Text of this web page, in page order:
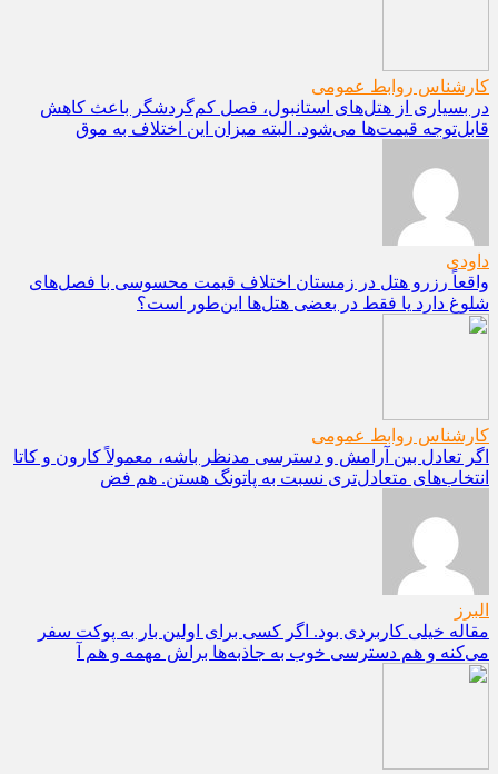
کارشناس روابط عمومی
در بسیاری از هتل‌های استانبول، فصل کم‌گردشگر باعث کاهش
قابل‌توجه قیمت‌ها می‌شود. البته میزان این اختلاف به موق
داودی
واقعاً رزرو هتل در زمستان اختلاف قیمت محسوسی با فصل‌های
شلوغ دارد یا فقط در بعضی هتل‌ها این‌طور است؟
کارشناس روابط عمومی
اگر تعادل بین آرامش و دسترسی مدنظر باشه، معمولاً کارون و کاتا
انتخاب‌های متعادل‌تری نسبت به پاتونگ هستن. هم فض
البرز
مقاله خیلی کاربردی بود. اگر کسی برای اولین بار به پوکت سفر
می‌کنه و هم دسترسی خوب به جاذبه‌ها براش مهمه و هم آ